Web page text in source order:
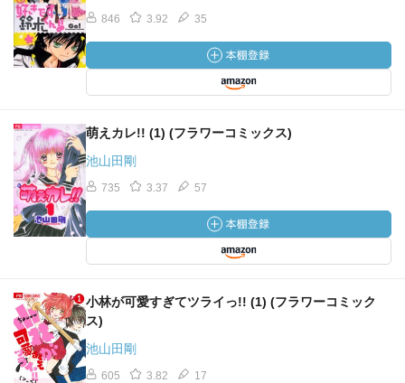
846 3.92 35
萌えカレ!! (1) (フラワーコミックス)
池山田剛
735 3.37 57
小林が可愛すぎてツライっ!! (1) (フラワーコミック
ス)
池山田剛
605 3.82 17